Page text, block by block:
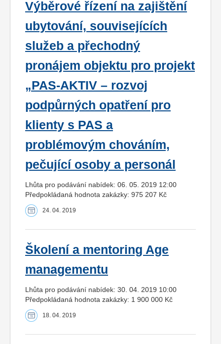
Výběrové řízení na zajištění
ubytování, souvisejících
služeb a přechodný
pronájem objektu pro projekt
„PAS-AKTIV – rozvoj
podpůrných opatření pro
klienty s PAS a
problémovým chováním,
pečující osoby a personál
Lhůta pro podávání nabídek: 06. 05. 2019 12:00
Předpokládaná hodnota zakázky: 975 207 Kč
24. 04. 2019
Školení a mentoring Age
managementu
Lhůta pro podávání nabídek: 30. 04. 2019 10:00
Předpokládaná hodnota zakázky: 1 900 000 Kč
18. 04. 2019